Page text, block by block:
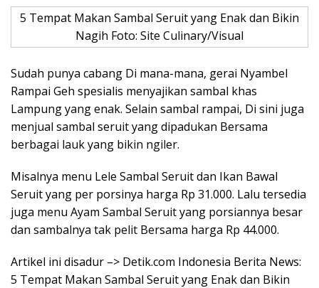
5 Tempat Makan Sambal Seruit yang Enak dan Bikin
Nagih Foto: Site Culinary/Visual
Sudah punya cabang Di mana-mana, gerai Nyambel
Rampai Geh spesialis menyajikan sambal khas
Lampung yang enak. Selain sambal rampai, Di sini juga
menjual sambal seruit yang dipadukan Bersama
berbagai lauk yang bikin ngiler.
Misalnya menu Lele Sambal Seruit dan Ikan Bawal
Seruit yang per porsinya harga Rp 31.000. Lalu tersedia
juga menu Ayam Sambal Seruit yang porsiannya besar
dan sambalnya tak pelit Bersama harga Rp 44.000.
Artikel ini disadur –> Detik.com Indonesia Berita News:
5 Tempat Makan Sambal Seruit yang Enak dan Bikin